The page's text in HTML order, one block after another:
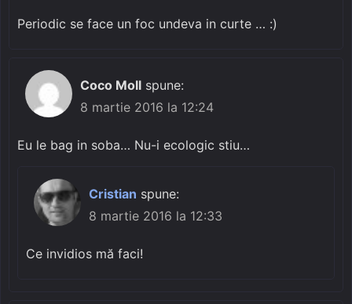
Periodic se face un foc undeva in curte … :)
Coco Moll spune:
8 martie 2016 la 12:24
Eu le bag in soba… Nu-i ecologic stiu…
Cristian spune:
8 martie 2016 la 12:33
Ce invidios mă faci!